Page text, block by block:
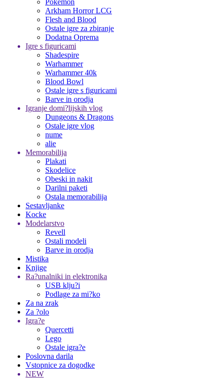
Pokemon
Arkham Horror LCG
Flesh and Blood
Ostale igre za zbiranje
Dodatna Oprema
Igre s figuricami
Shadespire
Warhammer
Warhammer 40k
Blood Bowl
Ostale igre s figuricami
Barve in orodja
Igranje domi?lijskih vlog
Dungeons & Dragons
Ostale igre vlog
nume
alie
Memorabilija
Plakati
Skodelice
Obeski in nakit
Darilni paketi
Ostala memorabilija
Sestavljanke
Kocke
Modelarstvo
Revell
Ostali modeli
Barve in orodja
Mistika
Knjige
Ra?unalniki in elektronika
USB klju?i
Podlage za mi?ko
Za na zrak
Za ?olo
Igra?e
Quercetti
Lego
Ostale igra?e
Poslovna darila
Vstopnice za dogodke
NEW